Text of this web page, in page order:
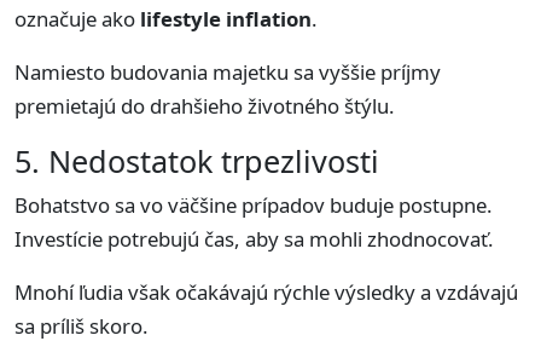
označuje ako lifestyle inflation.
Namiesto budovania majetku sa vyššie príjmy
premietajú do drahšieho životného štýlu.
5. Nedostatok trpezlivosti
Bohatstvo sa vo väčšine prípadov buduje postupne.
Investície potrebujú čas, aby sa mohli zhodnocovať.
Mnohí ľudia však očakávajú rýchle výsledky a vzdávajú
sa príliš skoro.